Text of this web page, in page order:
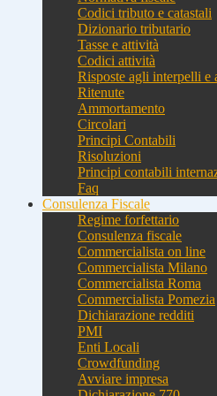
Codici tributo e catastali
Dizionario tributario
Tasse e attività
Codici attività
Risposte agli interpelli e
Ritenute
Ammortamento
Circolari
Principi Contabili
Risoluzioni
Principi contabili
Faq
Consulenza Fiscale
Regime forfettario
Consulenza fiscale
Commercialista on line
Commercialista Milano
Commercialista Roma
Commercialista Pomezia
Dichiarazione redditi
PMI
Enti Locali
Crowdfunding
Avviare impresa